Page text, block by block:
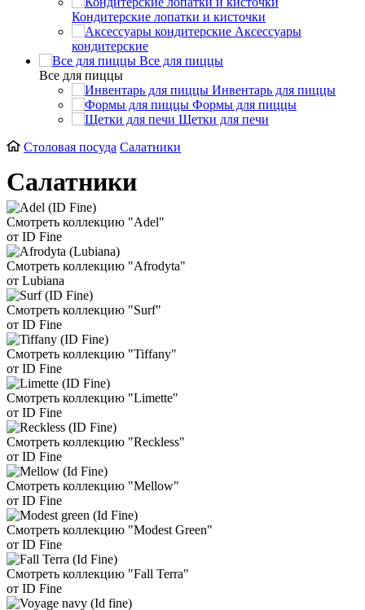
Кондитерские лопатки и кисточки
Аксессуары
кондитерские
Все для пиццы
Все для пиццы
Инвентарь для пиццы
Формы для пиццы
Щетки для печи
Столовая посуда Салатники
Салатники
Смотреть коллекцию "Adel"
от ID Fine
Смотреть коллекцию "Afrodyta"
от Lubiana
Смотреть коллекцию "Surf"
от ID Fine
Смотреть коллекцию "Tiffany"
от ID Fine
Смотреть коллекцию "Limette"
от ID Fine
Смотреть коллекцию "Reckless"
от ID Fine
Смотреть коллекцию "Mellow"
от ID Fine
Смотреть коллекцию "Modest Green"
от ID Fine
Смотреть коллекцию "Fall Terra"
от ID Fine